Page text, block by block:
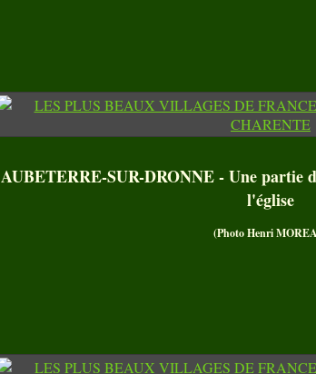
AUBETERRE-SUR-DRONNE - Une partie
l'église
(Photo Henri